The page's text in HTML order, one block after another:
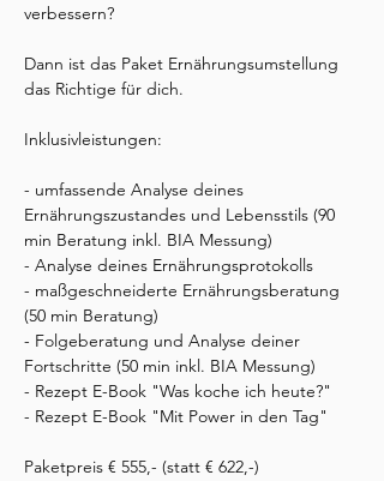
verbessern?
Dann ist das Paket Ernährungsumstellung
das Richtige für dich.
Inklusivleistungen:
- umfassende Analyse deines
Ernährungszustandes und Lebensstils (90
min Beratung inkl. BIA Messung)
- Analyse deines Ernährungsprotokolls
- maßgeschneiderte Ernährungsberatung
(50 min Beratung)
- Folgeberatung und Analyse deiner
Fortschritte (50 min inkl. BIA Messung)
- Rezept E-Book "Was koche ich heute?"
- Rezept E-Book "Mit Power in den Tag"
Paketpreis € 555,- (statt € 622,-)